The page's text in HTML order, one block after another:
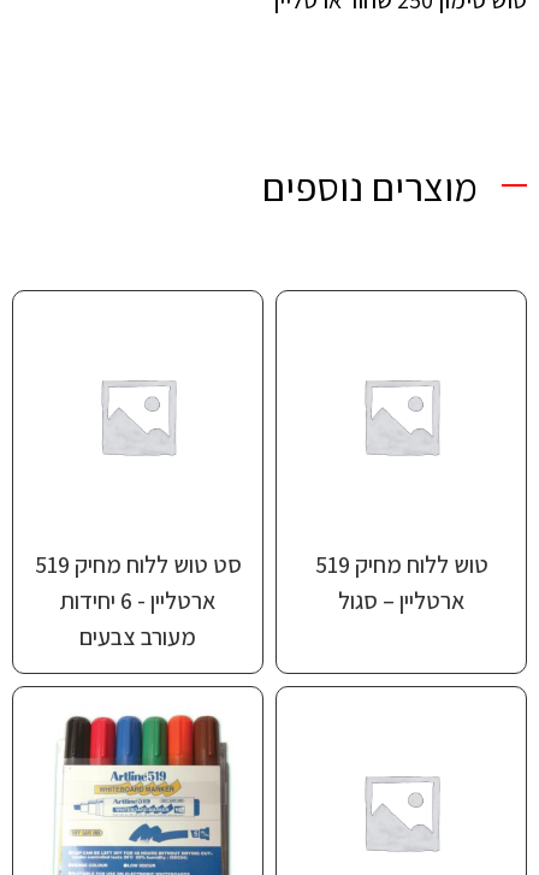
מוצרים נוספים
טוש ללוח מחיק 519
ארטליין – סגול
סט טוש ללוח מחיק ‎‎‏519
ארטליין -‏ 6 יחידות
מעורב צבעים